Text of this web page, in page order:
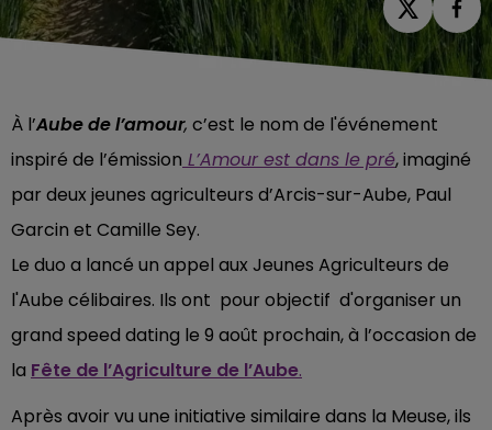
À l’Aube de l’amour, c’est le nom de l'événement
inspiré de l’émission L’Amour est dans le pré, imaginé
par deux jeunes agriculteurs d’Arcis-sur-Aube, Paul
Garcin et Camille Sey.
Le duo a lancé un appel aux Jeunes Agriculteurs de
l'Aube célibaires. Ils ont pour objectif d'organiser un
grand speed dating le 9 août prochain, à l’occasion de
la Fête de l’Agriculture de l’Aube.
Après avoir vu une initiative similaire dans la Meuse, ils